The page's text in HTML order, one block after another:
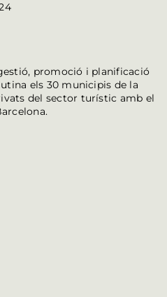
promoció i planificació
els 30 municipis de la
del sector turístic amb el